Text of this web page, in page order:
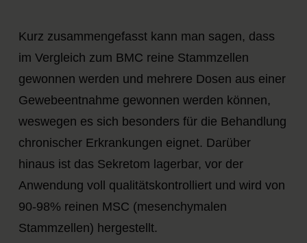
Kurz zusammengefasst kann man sagen, dass
im Vergleich zum BMC reine Stammzellen
gewonnen werden und mehrere Dosen aus einer
Gewebeentnahme gewonnen werden können,
weswegen es sich besonders für die Behandlung
chronischer Erkrankungen eignet. Darüber
hinaus ist das Sekretom lagerbar, vor der
Anwendung voll qualitätskontrolliert und wird von
90-98% reinen MSC (mesenchymalen
Stammzellen) hergestellt.